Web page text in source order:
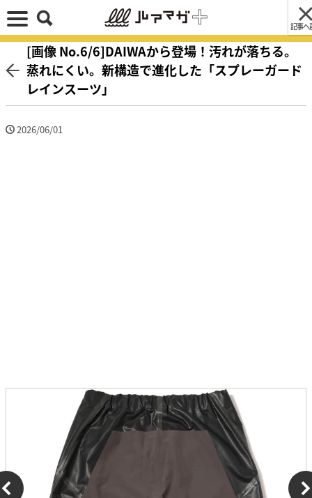
記事へ
[画像 No.6/6]DAIWAから登場！汚れが落ちる。
蒸れにくい。新構造で進化した「スプレーガード
レインスーツ」
2026/06/01